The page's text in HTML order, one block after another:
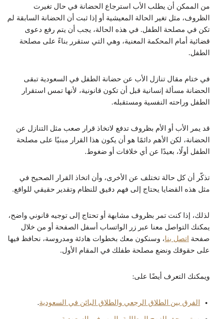
من الممكن أن يطلب الأب استرجاع الحضانة في حال تغيرت
الظروف، مثل تغير الحالة المعيشية أو إذا ثبت أن الحضانة السابقة لم
تكن في مصلحة الطفل. في هذه الحالة، يجب أن يتم رفع دعوى
قضائية أمام المحكمة المعنية، وهي التي ستقرر بناءً على مصلحة
الطفل.
في ختام مقال تنازل الأب عن حضانة الطفل في السعودية تبقى
الحضانة مسألة إنسانية قبل أن تكون قانونية، لأنها تمس استقرار
الطفل وراحته النفسية ومستقبله.
قد يمر الأب أو الأم بظروف تدفع لاتخاذ قرار صعب مثل التنازل عن
الحضانة، لكن الأهم دائمًا هو أن يكون هذا القرار مبنيًا على مصلحة
الطفل أولًا، بعيدًا عن أي خلافات أو ضغوط.
تذكّر أن كل حالة تختلف عن الأخرى، وأن اتخاذ القرار الصحيح في
مثل هذه القضايا يحتاج إلى فهم دقيق للنظام وتقدير حقيقي للواقع.
لذلك، إذا كنت تمر بظروف مشابهة أو تحتاج إلى توجيه قانوني واضح،
يمكنك التواصل معنا عبر زر الواتساب أسفل الصفحة أو من خلال
صفحة اتصل بنا، وسنكون معك بخطوات هادئة ومدروسة، نحافظ فيها
على حقوقك ونضع مصلحة طفلك في المقام الأول.
ويمكنك التعرف أيضًا على:
الفرق بين الطلاق الرجعي والطلاق البائن في السعودية.